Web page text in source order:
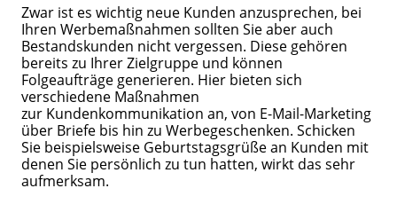
Zwar ist es wichtig neue Kunden anzusprechen, bei
Ihren Werbemaßnahmen sollten Sie aber auch
Bestandskunden nicht vergessen. Diese gehören
bereits zu Ihrer Zielgruppe und können
Folgeaufträge generieren. Hier bieten sich
verschiedene Maßnahmen
zur Kundenkommunikation an, von E-Mail-Marketing
über Briefe bis hin zu Werbegeschenken. Schicken
Sie beispielsweise Geburtstagsgrüße an Kunden mit
denen Sie persönlich zu tun hatten, wirkt das sehr
aufmerksam.